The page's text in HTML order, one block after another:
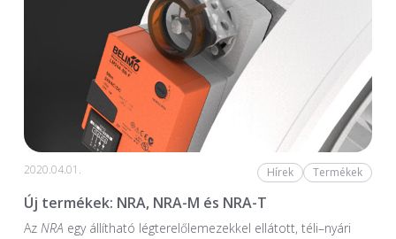
2020.04.01. Hírek Termékek
Új termékek: NRA, NRA-M és NRA-T
Az NRA egy állítható légterelőlemezekkel ellátott, téli–nyári